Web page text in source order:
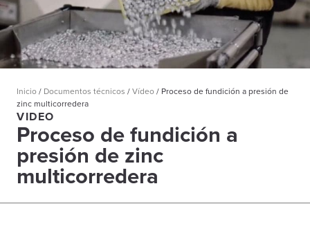
Inicio/ Documentos técnicos /Vídeo/ Proceso de fundición a presión de
zinc multicorredera
VIDEO
Proceso de fundición a
presión de zinc
multicorredera